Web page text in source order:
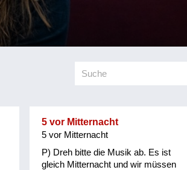
5 vor Mitternacht
5 vor Mitternacht
P) Dreh bitte die Musik ab. Es ist
gleich Mitternacht und wir müssen